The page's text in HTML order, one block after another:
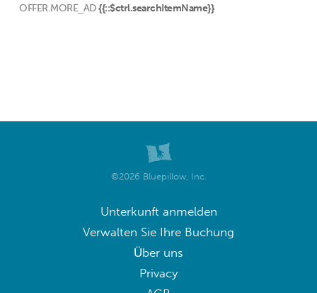
OFFER.MORE_AD {{::$ctrl.searchItemName}}
©2026 Bluepillow, Inc.
Unterkunft anmelden
Verwalten Sie Ihre Buchung
Über uns
Privacy